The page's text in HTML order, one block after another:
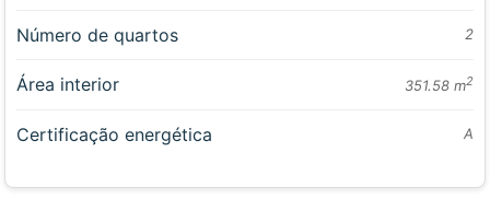
Número de quartos 2
Área interior 351.58 m2
Certificação energética A